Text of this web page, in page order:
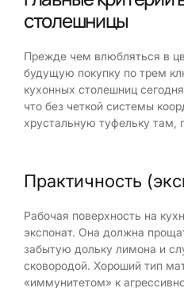
столешницы
Прежде чем влюбляться в
будущую покупку по трем
кухонных столешниц
что без четкой системы
хрустальную туфельку там,
Практичность
Рабочая поверхность на
экспонат. Она должна
забытую дольку лимона и
сковородой. Хороший тип
«иммунитетом» к